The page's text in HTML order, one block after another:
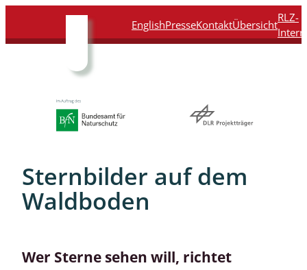
Inhalt
Hauptnavigation
Suche
Fußleiste
EnglishPresseKontaktÜbersicht
RLZ-
Intern
Sternbilder auf dem
Waldboden
Wer Sterne sehen will, richtet